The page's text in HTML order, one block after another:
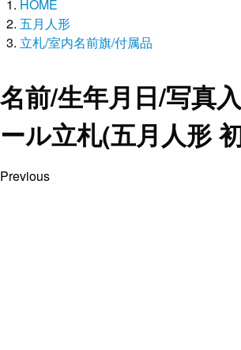
HOME
五月人形
立札/室内名前旗/付属品
名前/生年月日/写真
ール立札(五月人形
Previous